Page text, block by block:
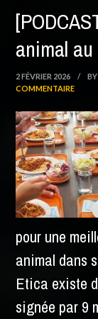
animal
2 FÉVRIER 2026 / BY
COMMENTAIRE
pour une
animal dans
Etica existe
signée par 9